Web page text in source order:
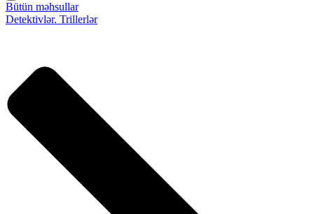
Bütün məhsullar
Detektivlər. Trillerlər